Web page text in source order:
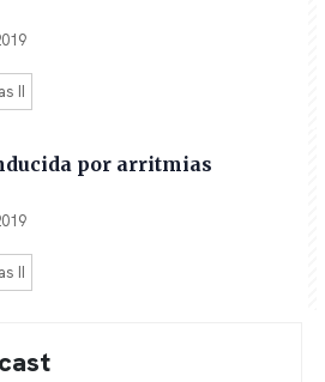
II
por arritmias
II